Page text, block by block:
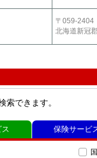
〒059-2404
北海道新冠
索できます。
保険サービ